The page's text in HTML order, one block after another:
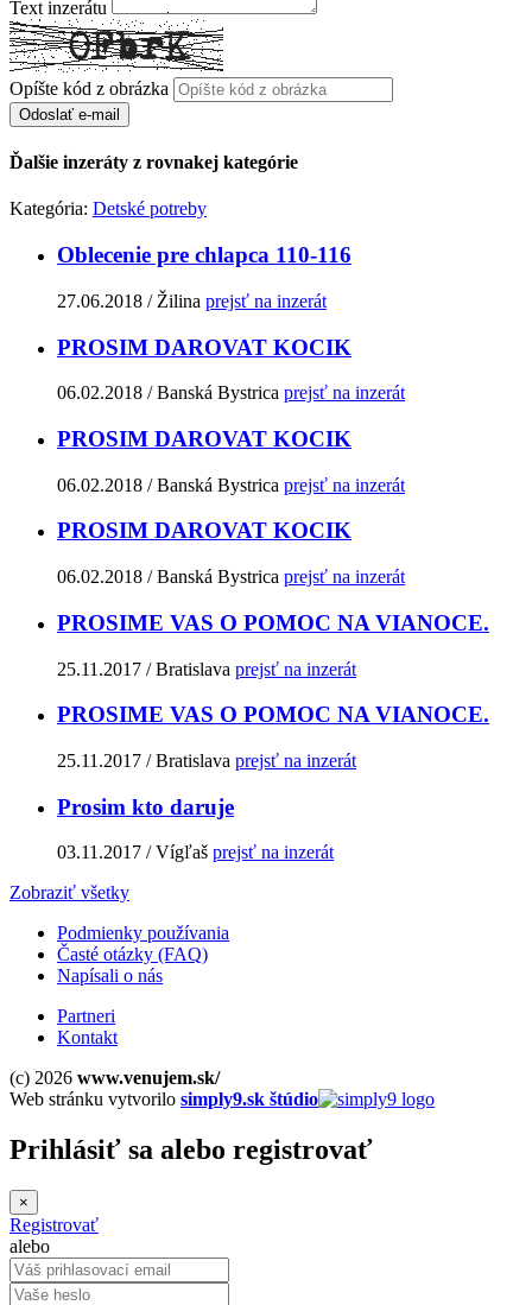
Text inzerátu
Opíšte kód z obrázka
Odoslať e-mail
Ďalšie inzeráty z rovnakej kategórie
Kategória: Detské potreby
Oblecenie pre chlapca 110-116
27.06.2018 / Žilina prejsť na inzerát
PROSIM DAROVAT KOCIK
06.02.2018 / Banská Bystrica prejsť na inzerát
PROSIM DAROVAT KOCIK
06.02.2018 / Banská Bystrica prejsť na inzerát
PROSIM DAROVAT KOCIK
06.02.2018 / Banská Bystrica prejsť na inzerát
PROSIME VAS O POMOC NA VIANOCE.
25.11.2017 / Bratislava prejsť na inzerát
PROSIME VAS O POMOC NA VIANOCE.
25.11.2017 / Bratislava prejsť na inzerát
Prosim kto daruje
03.11.2017 / Vígľaš prejsť na inzerát
Zobraziť všetky
Podmienky používania
Časté otázky (FAQ)
Napísali o nás
Partneri
Kontakt
(c) 2026 www.venujem.sk/
Web stránku vytvorilo simply9.sk štúdio
Prihlásiť sa alebo registrovať
×
Registrovať
alebo